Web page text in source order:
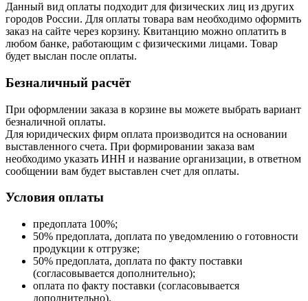
Данный вид оплаты подходит для физических лиц из других
городов России. Для оплаты товара вам необходимо оформить
заказ на сайте через корзину. Квитанцию можно оплатить в
любом банке, работающим с физическими лицами. Товар
будет выслан после оплаты.
Безналичный расчёт
При оформлении заказа в корзине вы можете выбрать вариант
безналичной оплаты.
Для юридических фирм оплата производится на основании
выставленного счета. При формировании заказа вам
необходимо указать ИНН и название организации, в ответном
сообщении вам будет выставлен счет для оплаты.
Условия оплаты
предоплата 100%;
50% предоплата, доплата по уведомлению о готовности
продукции к отгрузке;
50% предоплата, доплата по факту поставки
(согласовывается дополнительно);
оплата по факту поставки (согласовывается
дополнительно).